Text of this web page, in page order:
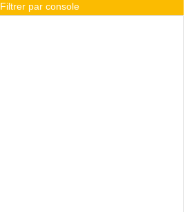
Filtrer par console